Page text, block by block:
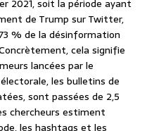
2021, soit la période ayant
de Trump sur Twitter,
% de la désinformation
cela signifie
lancées par le
les bulletins de
sont passées de 2,5
chercheurs estiment
les hashtags et les